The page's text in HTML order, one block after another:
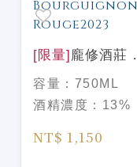
[限量] 龐修酒莊
根地丘紅酒2023
Geantet Pansiot
Coteaux
Bourguignons
容量： 750ML
酒精濃度： 13%
NT$ 1,150